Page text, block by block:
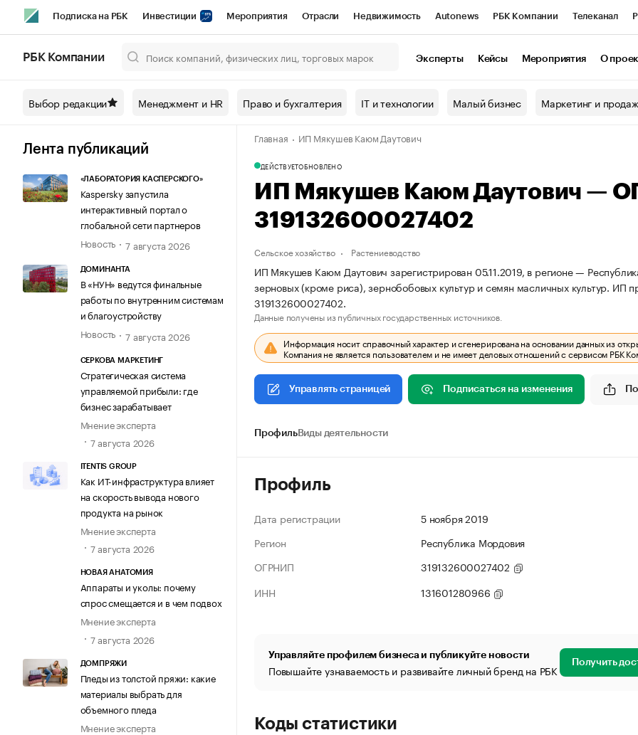
Подписка на РБК Инвестиции Мероприятия Отрасли Недвижимость Autonews РБК Компании Телеканал
Спецпроекты СПб Конференции СПб Спецпроекты Проверка контрагентов
Технологии и медиа Рынок наличной валюты
РБК Компании Эксперты Кейсы Мероприятия О
Выбор редакции Менеджмент и HR Право и бухгалтерия IT и технологии Малый бизнес Маркетинг и
Лента публикаций
«ЛАБОРАТОРИЯ КАСПЕРСКОГО»
Kaspersky запустила
интерактивный портал о
глобальной сети партнеров
Новость
7 августа 2026
ДОМИНАНТА
В «НУН» ведутся финальные
работы по внутренним системам
и благоустройству
Новость
7 августа 2026
СЕРКОВА МАРКЕТИНГ
Стратегическая система
управляемой прибыли: где
бизнес зарабатывает
Мнение эксперта
7 августа 2026
ITENTIS GROUP
Как ИТ-инфраструктура влияет
на скорость вывода нового
продукта на рынок
Мнение эксперта
7 августа 2026
НОВАЯ АНАТОМИЯ
Аппараты и уколы: почему
спрос смещается и в чем подвох
Мнение эксперта
7 августа 2026
ДОМПРЯЖИ
Пледы из толстой пряжи: какие
материалы выбрать для
объемного пледа
Мнение эксперта
Главная ИП Мякушев Каюм Даутович
ДЕЙСТВУЕТОБНОВЛЕНО
ИП Мякушев Каюм Даутович —
319132600027402
Сельское хозяйство Растениеводство
ИП Мякушев Каюм Даутович зарегистрирован 05.11.2019, в регионе —
зерновых (кроме риса), зернобобовых культур и семян масличных культур.
319132600027402.
Данные получены из публичных государственных источников.
Информация носит справочный характер и сгенерирована на основании данных из
Компания не является пользователем и не имеет деловых отношений с сервисом РБК
Управлять страницей Подписаться на изменения
ПрофильВиды деятельности
Профиль
Дата регистрации
5 ноября 2019
Регион
Республика Мордовия
ОГРНИП
319132600027402
ИНН
131601280966
Управляйте профилем бизнеса и публикуйте новости
Повышайте узнаваемость и развивайте личный бренд на РБК Получить
Коды статистики